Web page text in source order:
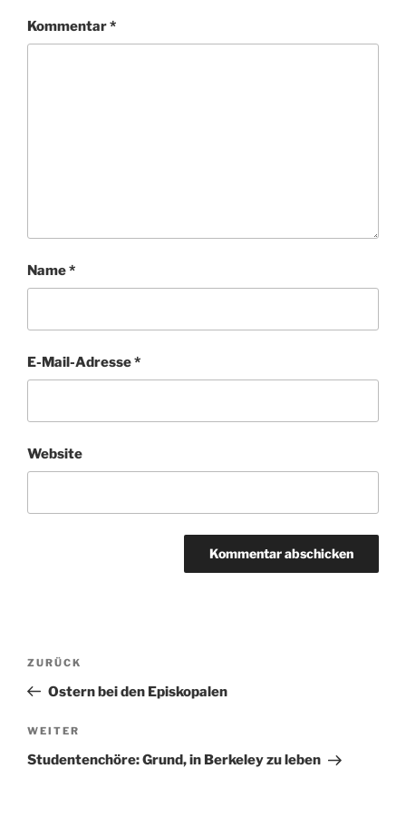
Kommentar*
Name*
E-Mail-Adresse*
Website
Beitragsnavigation
Vorheriger
Beitrag
ZURÜCK
Ostern bei den Episkopalen
Nächster
Beitrag
WEITER
Studentenchöre: Grund, in Berkeley zu leben